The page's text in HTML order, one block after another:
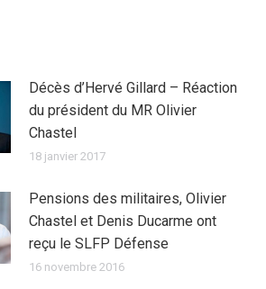
Décès d’Hervé Gillard – Réaction
du président du MR Olivier
Chastel
18 janvier 2017
Pensions des militaires, Olivier
Chastel et Denis Ducarme ont
reçu le SLFP Défense
16 novembre 2016